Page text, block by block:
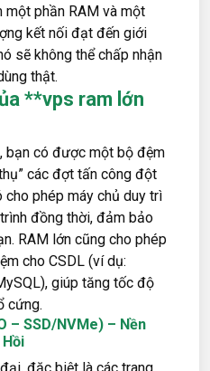
một phần RAM và một
kết nối đạt đến giới
sẽ không thể chấp nhận
thật.
**vps ram lớn
bạn có được một bộ đệm
các đợt tấn công đột
cho phép máy chủ duy trì
đồng thời, đảm bảo
RAM lớn cũng cho phép
cho CSDL (ví dụ:
giúp tăng tốc độ
cứng.
– SSD/NVMe) – Nền